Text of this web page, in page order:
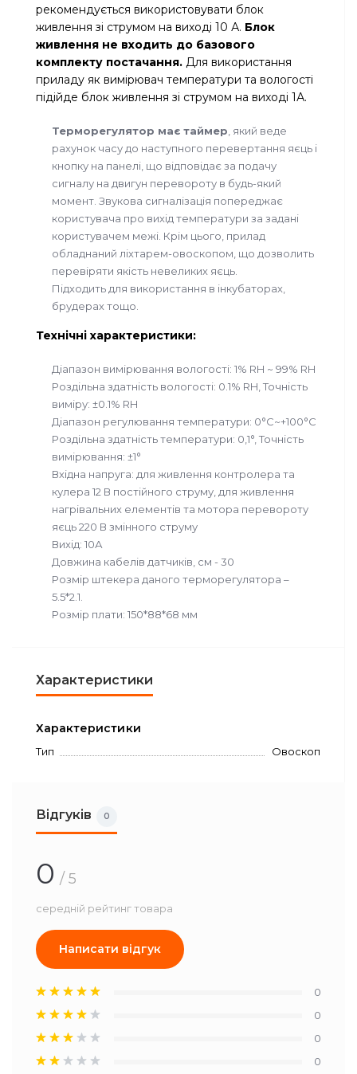
рекомендується використовувати блок
живлення зі струмом на виході 10 А. Блок
живлення не входить до базового
комплекту постачання. Для використання
приладу як вимірювач температури та вологості
підійде блок живлення зі струмом на виході 1А.
Терморегулятор має таймер , який веде
рахунок часу до наступного перевертання яєць і
кнопку на панелі, що відповідає за подачу
сигналу на двигун перевороту в будь-який
момент. Звукова сигналізація попереджає
користувача про вихід температури за задані
користувачем межі. Крім цього, прилад
обладнаний ліхтарем-овоскопом, що дозволить
перевіряти якість невеликих яєць.
Підходить для використання в інкубаторах,
брудерах тощо.
Технічні характеристики:
Діапазон вимірювання вологості: 1% RH ~ 99% RH
Роздільна здатність вологості: 0.1% RH, Точність
виміру: ±0.1% RH
Діапазон регулювання температури: 0°C~+100°C
Роздільна здатність температури: 0,1°, Точність
вимірювання: ±1°
Вхідна напруга: для живлення контролера та
кулера 12 В постійного струму, для живлення
нагрівальних елементів та мотора перевороту
яєць 220 В змінного струму
Вихід: 10А
Довжина кабелів датчиків, см - 30
Розмір штекера даного терморегулятора –
5.5*2.1.
Розмір плати: 150*88*68 мм
Характеристики
Характеристики
Тип Овоскоп
Відгуків 0
0 / 5
середній рейтинг товара
Написати відгук
0
0
0
0